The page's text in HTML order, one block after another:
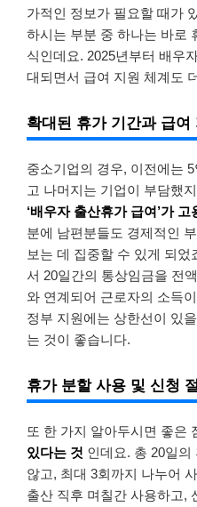
가적인 정보가 필요할 때가
하시는 부분 중 하나는 바로
식인데요. 2025년부터 배우
대되면서 급여 지원 체계도
확대된 휴가 기간과 급여
중소기업의 경우, 이전에는
고 나머지는 기업이 부담했
‘배우자 출산휴가 급여’가
분에 남편분들도 경제적인
보는 데 집중할 수 있게 되
서 20일간의 통상임금을 전
와 연계되어 근로자의 소득
정부 지원에는 상한선이 있
는 것이 좋습니다.
휴가 분할 사용 및 신청
또 한 가지 알아두시면 좋은
있다는 것 인데요. 총 20일의
않고, 최대 3회까지 나누어
출산 직후 며칠간 사용하고,